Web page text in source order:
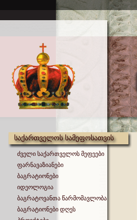
საქართველოს სამეფოსათვის
ძველი საქართველოს მეფეები
ფარნავაზიანები
ბაგრატიონები
იდეოლოგია
ბაგრატოვანთა წარმომავლობა
ბაგრატიონები დღეს